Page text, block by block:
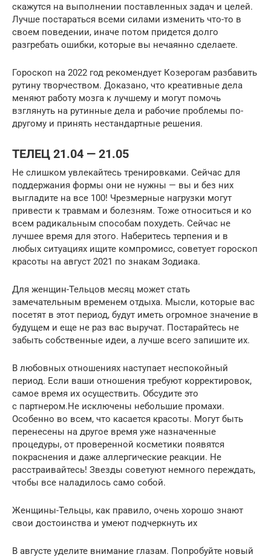
скажутся на выполнении поставленных задач и целей.
Лучше постараться всеми силами изменить что-то в
своем поведении, иначе потом придется долго
разгребать ошибки, которые вы нечаянно сделаете.
Гороскоп на 2022 год рекомендует Козерогам разбавить
рутину творчеством. Доказано, что креативные дела
меняют работу мозга к лучшему и могут помочь
взглянуть на рутинные дела и рабочие проблемы по-
другому и принять нестандартные решения.
ТЕЛЕЦ 21.04 — 21.05
Не слишком увлекайтесь тренировками. Сейчас для
поддержания формы они не нужны — вы и без них
выгладите на все 100! Чрезмерные нагрузки могут
привести к травмам и болезням. Тоже относиться и ко
всем радикальным способам похудеть. Сейчас не
лучшее время для этого. Наберитесь терпения и в
любых ситуациях ищите компромисс, советует гороскоп
красоты на август 2021 по знакам Зодиака.
Для женщин-Тельцов месяц может стать
замечательным временем отдыха. Мысли, которые вас
посетят в этот период, будут иметь огромное значение в
будущем и еще не раз вас выручат. Постарайтесь не
забыть собственные идеи, а лучше всего запишите их.
В любовных отношениях наступает неспокойный
период. Если ваши отношения требуют корректировок,
самое время их осуществить. Обсудите это
с партнером.Не исключены небольшие промахи.
Особенно во всем, что касается красоты. Могут быть
перенесены на другое время уже назначенные
процедуры, от проверенной косметики появятся
покраснения и даже аллергические реакции. Не
расстраивайтесь! Звезды советуют немного переждать,
чтобы все наладилось само собой.
Женщины-Тельцы, как правило, очень хорошо знают
свои достоинства и умеют подчеркнуть их
В августе уделите внимание глазам. Попробуйте новый